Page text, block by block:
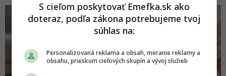
S cieľom poskytovať Emefka.sk ako
doteraz, podľa zákona potrebujeme tvoj
súhlas na:
Personalizovaná reklama a obsah, meranie reklamy a
obsahu, prieskum cieľových skupín a vývoj služieb